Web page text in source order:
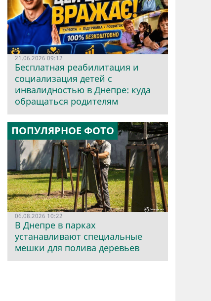
21.06.2026 09:12
Бесплатная реабилитация и
социализация детей с
инвалидностью в Днепре: куда
обращаться родителям
ПОПУЛЯРНОЕ ФОТО
06.08.2026 10:22
В Днепре в парках
устанавливают специальные
мешки для полива деревьев